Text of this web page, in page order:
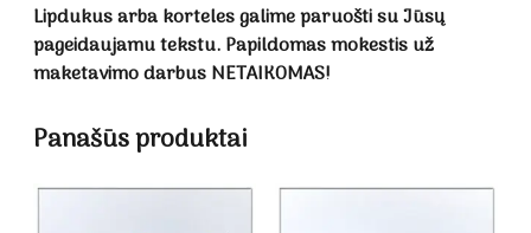
Lipdukus arba korteles galime paruošti su Jūsų
pageidaujamu tekstu. Papildomas mokestis už
maketavimo darbus NETAIKOMAS!
Panašūs produktai